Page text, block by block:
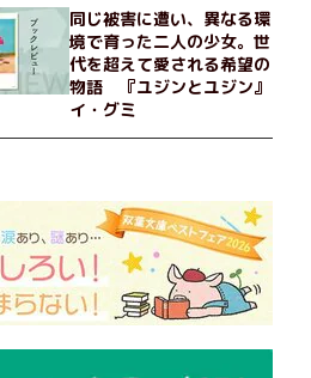
同じ被害に遭い、異なる環
境で育った二人の少女。世
代を超えて愛される希望の
物語 『ユジンとユジン』
イ・グミ